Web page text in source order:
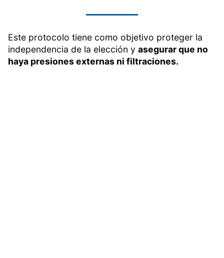
Este protocolo tiene como objetivo proteger la
independencia de la elección y asegurar que no
haya presiones externas ni filtraciones.